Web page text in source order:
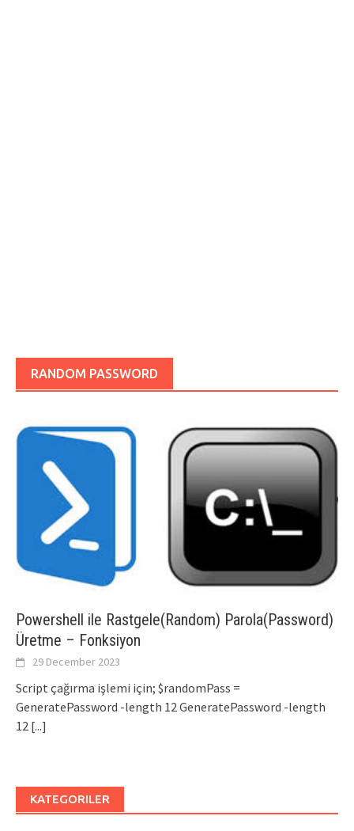
RANDOM PASSWORD
Powershell ile Rastgele(Random) Parola(Password)
Üretme – Fonksiyon
29 December 2023
Script çağırma işlemi için; $randomPass =
GeneratePassword -length 12 GeneratePassword -length
12 [...]
KATEGORILER